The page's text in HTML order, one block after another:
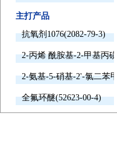
主打产品
抗氧剂1076(2082-79-3)
2-丙烯 酰胺基-2-甲基丙磺
2-氨基-5-硝基-2'-氯二苯甲
全氟环醚(52623-00-4)